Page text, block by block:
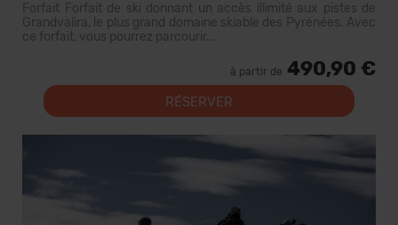
Forfait Forfait de ski donnant un accès illimité aux pistes de
Grandvalira, le plus grand domaine skiable des Pyrénées. Avec
ce forfait, vous pourrez parcourir...
à partir de 490,90 €
RÉSERVER